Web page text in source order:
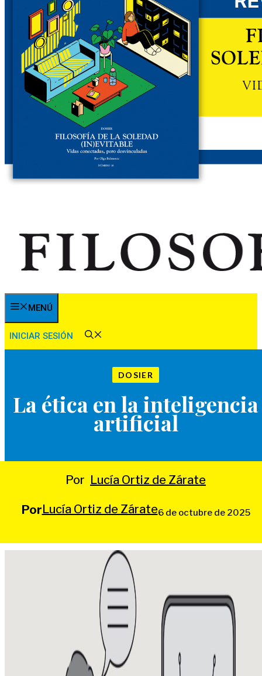
MENÚ
INICIAR SESIÓN
DOSIER
La ética en la inteligencia
artificial
Por Lucía Ortiz de Zárate
PorLucía Ortiz de Zárate6 de octubre de 2025